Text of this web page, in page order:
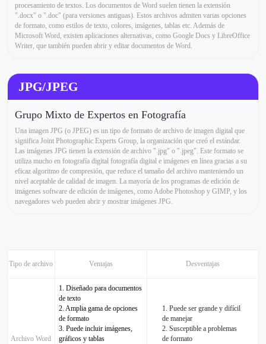
procesamiento de textos. Los documentos de Word suelen tienen la extensión
".docx" o ".doc" (para versiones antiguas). Estos archivos admiten varias opciones
de formato, como estilos de texto, colores, imágenes, tablas etc. Además de
Microsoft Word, existen aplicaciones alternativas, como Google Docs y LibreOffice
Writer, que también pueden abrir y editar documentos de Word.
JPG/JPEG
Grupo Mixto de Expertos en Fotografía
Una imagen JPG (o JPEG) es un tipo de formato de archivo de imagen digital que
significa Joint Photographic Experts Group, la organización que creó el estándar.
Las imágenes JPG tienen la extensión de archivo ".jpg" o ".jpeg". Este formato se
utiliza mucho en fotografía digital fotografía digital e imágenes en línea gracias a su
eficaz algoritmo de compresión, que reduce el tamaño del archivo manteniendo un
nivel aceptable de calidad de imagen. La mayoría de los programas de edición de
imágenes software de edición de imágenes, como Adobe Photoshop y GIMP, y los
navegadores web pueden abrir y mostrar imágenes JPG.
Tipo de archivo Ventajas Desventajas
Archivo Word
1. Diseñado para documentos
de texto
2. Amplia gama de opciones
de formato
3. Puede incluir imágenes,
gráficos y tablas
1. Puede ser grande y difícil
de manejar
2. Susceptible a problemas
de formato